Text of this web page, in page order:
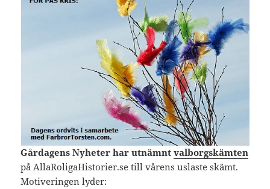
Gårdagens Nyheter har utnämntvalborgskämten
på AllaRoligaHistorier.se till vårens uslaste skämt.
Motiveringen lyder: